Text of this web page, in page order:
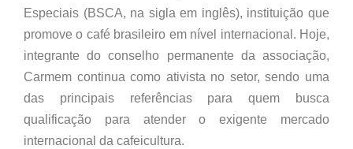
Especiais (BSCA, na sigla em inglês), instituição que
promove o café brasileiro em nível internacional. Hoje,
integrante do conselho permanente da associação,
Carmem continua como ativista no setor, sendo uma
das principais referências para quem busca
qualificação para atender o exigente mercado
internacional da cafeicultura.